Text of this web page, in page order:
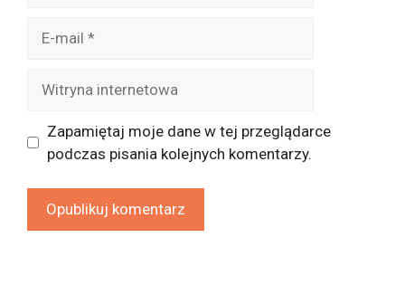
mail
internetowa
Zapamiętaj moje dane w tej przeglądarce
podczas pisania kolejnych komentarzy.